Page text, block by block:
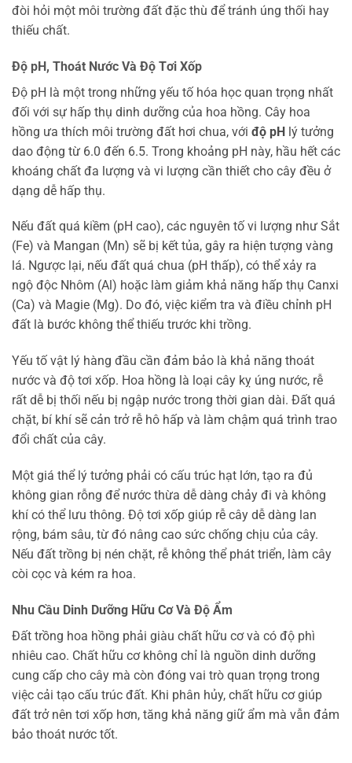
đòi hỏi một môi trường đất đặc thù để tránh úng thối hay
thiếu chất.
Độ pH, Thoát Nước Và Độ Tơi Xốp
Độ pH là một trong những yếu tố hóa học quan trọng nhất
đối với sự hấp thụ dinh dưỡng của hoa hồng. Cây hoa
hồng ưa thích môi trường đất hơi chua, với độ pH lý tưởng
dao động từ 6.0 đến 6.5. Trong khoảng pH này, hầu hết các
khoáng chất đa lượng và vi lượng cần thiết cho cây đều ở
dạng dễ hấp thụ.
Nếu đất quá kiềm (pH cao), các nguyên tố vi lượng như Sắt
(Fe) và Mangan (Mn) sẽ bị kết tủa, gây ra hiện tượng vàng
lá. Ngược lại, nếu đất quá chua (pH thấp), có thể xảy ra
ngộ độc Nhôm (Al) hoặc làm giảm khả năng hấp thụ Canxi
(Ca) và Magie (Mg). Do đó, việc kiểm tra và điều chỉnh pH
đất là bước không thể thiếu trước khi trồng.
Yếu tố vật lý hàng đầu cần đảm bảo là khả năng thoát
nước và độ tơi xốp. Hoa hồng là loại cây kỵ úng nước, rễ
rất dễ bị thối nếu bị ngập nước trong thời gian dài. Đất quá
chặt, bí khí sẽ cản trở rễ hô hấp và làm chậm quá trình trao
đổi chất của cây.
Một giá thể lý tưởng phải có cấu trúc hạt lớn, tạo ra đủ
không gian rỗng để nước thừa dễ dàng chảy đi và không
khí có thể lưu thông. Độ tơi xốp giúp rễ cây dễ dàng lan
rộng, bám sâu, từ đó nâng cao sức chống chịu của cây.
Nếu đất trồng bị nén chặt, rễ không thể phát triển, làm cây
còi cọc và kém ra hoa.
Nhu Cầu Dinh Dưỡng Hữu Cơ Và Độ Ẩm
Đất trồng hoa hồng phải giàu chất hữu cơ và có độ phì
nhiêu cao. Chất hữu cơ không chỉ là nguồn dinh dưỡng
cung cấp cho cây mà còn đóng vai trò quan trọng trong
việc cải tạo cấu trúc đất. Khi phân hủy, chất hữu cơ giúp
đất trở nên tơi xốp hơn, tăng khả năng giữ ẩm mà vẫn đảm
bảo thoát nước tốt.